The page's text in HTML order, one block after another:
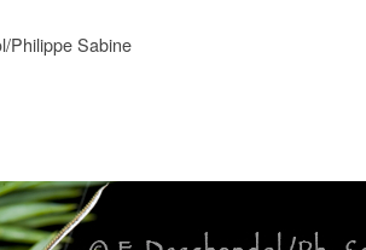
Philippe Sabine